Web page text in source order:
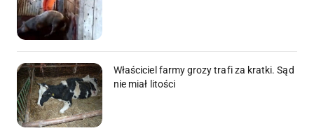
Właściciel farmy grozy trafi za kratki. Sąd
nie miał litości